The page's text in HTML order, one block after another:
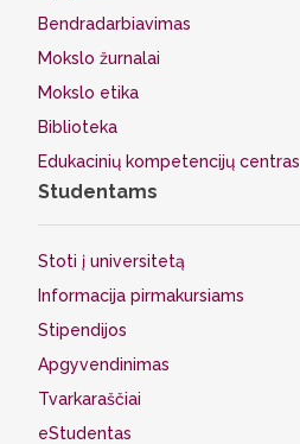
Bendradarbiavimas
Mokslo žurnalai
Mokslo etika
Biblioteka
Edukacinių kompetencijų centras
Studentams
Stoti į universitetą
Informacija pirmakursiams
Stipendijos
Apgyvendinimas
Tvarkaraščiai
eStudentas